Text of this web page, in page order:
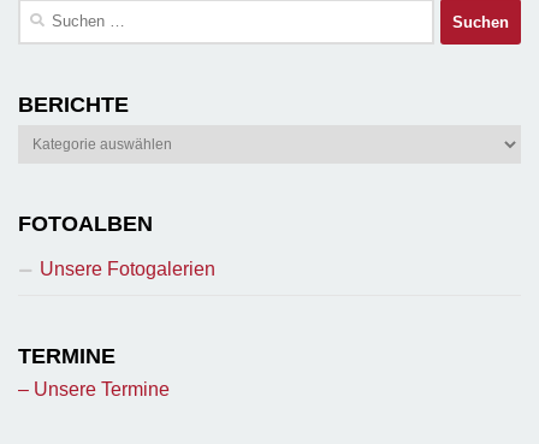
Suchen
BERICHTE
Berichte
FOTOALBEN
Unsere Fotogalerien
TERMINE
– Unsere Termine